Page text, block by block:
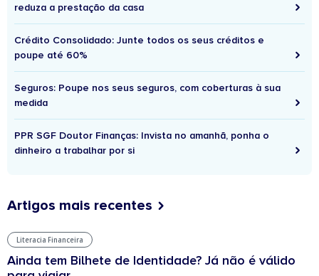
reduza a prestação da casa
Crédito Consolidado: Junte todos os seus créditos e
poupe até 60%
Seguros: Poupe nos seus seguros, com coberturas à sua
medida
PPR SGF Doutor Finanças: Invista no amanhã, ponha o
dinheiro a trabalhar por si
Artigos mais recentes
Literacia Financeira
Ainda tem Bilhete de Identidade? Já não é válido